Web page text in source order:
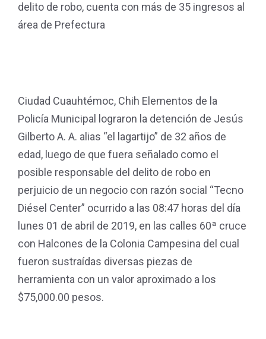
delito de robo, cuenta con más de 35 ingresos al
área de Prefectura
Ciudad Cuauhtémoc, Chih Elementos de la
Policía Municipal lograron la detención de Jesús
Gilberto A. A. alias “el lagartijo” de 32 años de
edad, luego de que fuera señalado como el
posible responsable del delito de robo en
perjuicio de un negocio con razón social “Tecno
Diésel Center” ocurrido a las 08:47 horas del día
lunes 01 de abril de 2019, en las calles 60ª cruce
con Halcones de la Colonia Campesina del cual
fueron sustraídas diversas piezas de
herramienta con un valor aproximado a los
$75,000.00 pesos.